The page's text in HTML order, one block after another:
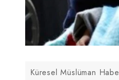
Küresel Müslüman